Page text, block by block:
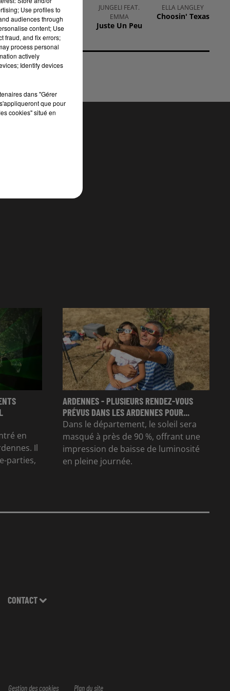
à
DJO
End Of
Beginning
JUNGELI FEAT.
EMMA
Juste Un Peu
ELLA LANGLEY
Choosin' Texas
en
Il
parties,
ARDENNES - PLUSIEURS RENDEZ-VOUS
PRÉVUS DANS LES ARDENNES POUR...
Dans le département, le soleil sera
masqué à près de 90 %, offrant une
impression de baisse de luminosité
en pleine journée.
CONTACT
Gestion des cookies Plan du site
Use profiles to
audiences through
content; Use
fraud, and fix errors;
process personal
actively
Identify devices
dans "Gérer
que pour
cookies" situé en